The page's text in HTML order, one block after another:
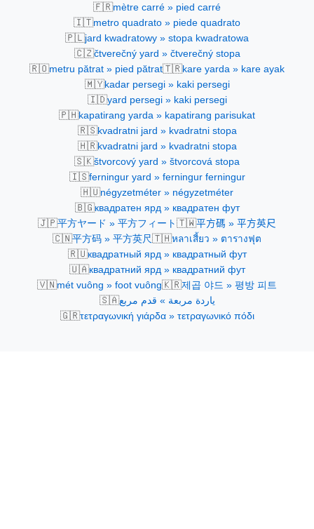
🇫🇷mètre carré » pied carré
🇮🇹metro quadrato » piede quadrato
🇵🇱jard kwadratowy » stopa kwadratowa
🇨🇿čtverečný yard » čtverečný stopa
🇷🇴metru pătrat » pied pătrat🇹🇷kare yarda » kare ayak
🇲🇾kadar persegi » kaki persegi
🇮🇩yard persegi » kaki persegi
🇵🇭kapatirang yarda » kapatirang parisukat
🇷🇸kvadratni jard » kvadratni stopa
🇭🇷kvadratni jard » kvadratni stopa
🇸🇰štvorcový yard » štvorcová stopa
🇮🇸ferningur yard » ferningur ferningur
🇭🇺négyzetméter » négyzetméter
🇧🇬квадратен ярд » квадратен фут
🇯🇵平方ヤード » 平方フィート 🇹🇼平方碼 » 平方英尺
🇨🇳平方码 » 平方英尺🇹🇭หลาเสี้ยว » ตารางฟุต
🇷🇺квадратный ярд » квадратный фут
🇺🇦квадратний ярд » квадратний фут
🇻🇳mét vuông » foot vuông🇰🇷제곱 야드 » 평방 피트
🇸🇦ياردة مربعة » قدم مربع
🇬🇷τετραγωνική γιάρδα » τετραγωνικό πόδι